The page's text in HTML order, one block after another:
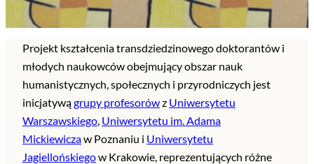
Projekt kształcenia transdziedzinowego doktorantów i
młodych naukowców obejmujący obszar nauk
humanistycznych, społecznych i przyrodniczych jest
inicjatywągrupy profesorówz Uniwersytetu
Warszawskiego, Uniwersytetu im. Adama
Mickiewiczaw Poznaniu i Uniwersytetu
Jagiellońskiegow Krakowie, reprezentujących różne